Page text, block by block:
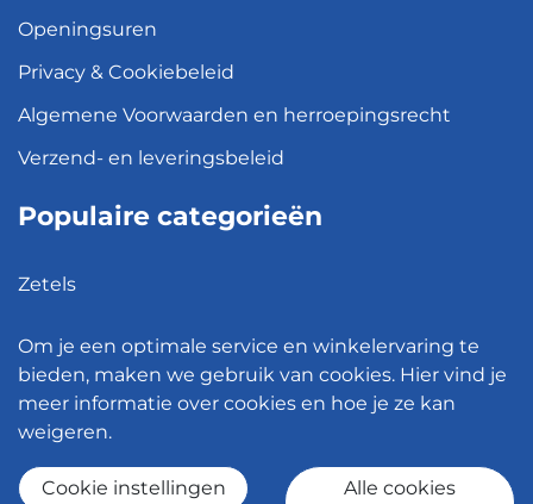
Openingsuren
Privacy & Cookiebeleid
Algemene Voorwaarden en herroepingsrecht
Verzend- en leveringsbeleid
Populaire categorieën
Zetels
Hanglampen
Bureaustoelen
Om je een optimale service en winkelervaring te
bieden, maken we gebruik van cookies. Hier vind je
meer informatie over cookies en hoe je ze kan
weigeren.
Cookie instellingen Alle cookies